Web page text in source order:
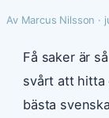
Av Marcus Nilsson ·
Få saker är
svårt att hitta
bästa